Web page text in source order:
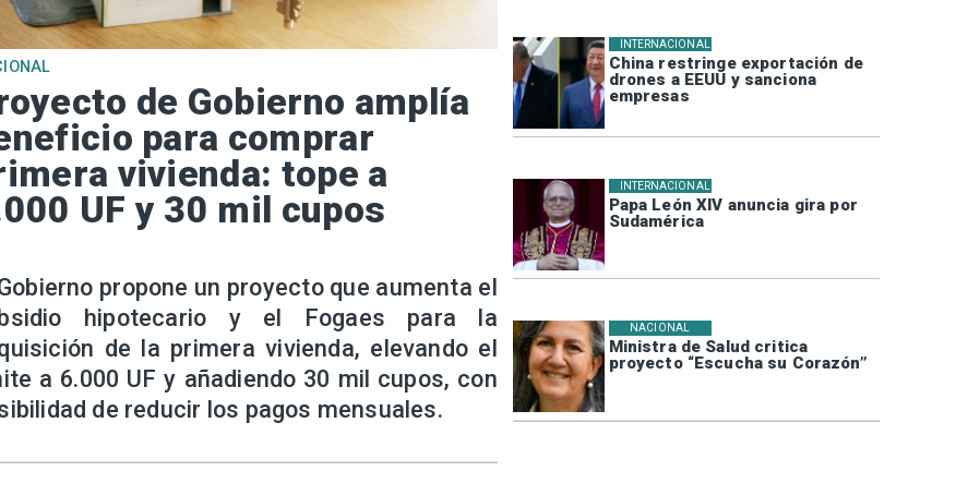
China restringe exportación de
drones a EEUU y sanciona
empresas
INTERNACIONAL
Papa León XIV anuncia gira por
Sudamérica
INTERNACIONAL
Ministra de Salud critica
proyecto “Escucha su Corazón”
NACIONAL
de Gobierno amplía
para comprar
vivienda: tope a
UF y 30 mil cupos
propone un proyecto que aumenta el
hipotecario y el Fogaes para la
de la primera vivienda, elevando el
a 6.000 UF y añadiendo 30 mil cupos, con
de reducir los pagos mensuales.